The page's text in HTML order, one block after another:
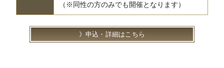
（※同性の方のみでも開催となります）
申込・詳細はこちら